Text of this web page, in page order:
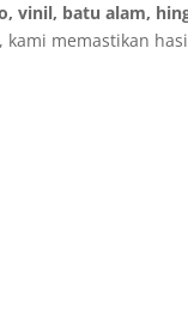
vinil, batu alam,
kami memastikan